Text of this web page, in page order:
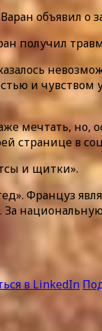
объявил о
получил
и
но,
странице в
и щитки».
Француз
в LinkedIn